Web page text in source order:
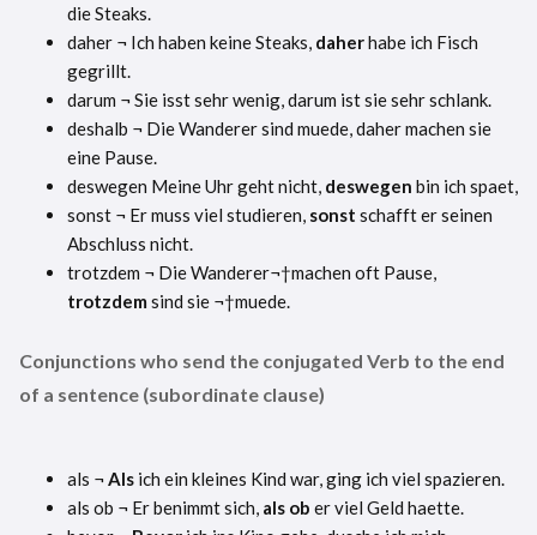
die Steaks.
daher ¬ Ich haben keine Steaks, daherhabe ich Fisch
gegrillt.
darum ¬ Sie isst sehr wenig, darum ist sie sehr schlank.
deshalb ¬ Die Wanderer sind muede, daher machen sie
eine Pause.
deswegen Meine Uhr geht nicht, deswegen bin ich spaet,
sonst ¬ Er muss viel studieren, sonst schafft er seinen
Abschluss nicht.
trotzdem ¬ Die Wanderer¬†machen oft Pause,
trotzdem sind sie ¬†muede.
Conjunctions who send the conjugated Verb to the end
of a sentence (subordinate clause)
als ¬ Als ich ein kleines Kind war, ging ich viel spazieren.
als ob ¬ Er benimmt sich, als ob er viel Geld haette.